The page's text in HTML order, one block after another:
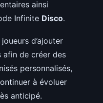
ainsi
Infinite Disco.
d’ajouter
afin de créer des
personnalisés,
à évoluer
anticipé.